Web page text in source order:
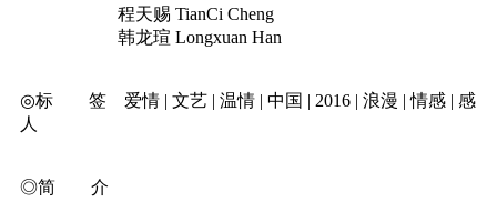
程天赐 TianCi Cheng
韩龙瑄 Longxuan Han
◎标 签 爱情 | 文艺 | 温情 | 中国 | 2016 | 浪漫 | 情感 | 感
人
◎简 介